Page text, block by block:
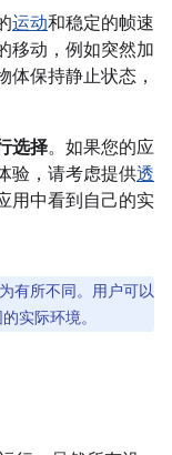
运动和稳定的帧速
移动，例如突然加
体保持静止状态，
选择。如果您的应
验，请考虑提供透
用中看到自己的实
有所不同。用户可以
实际环境。